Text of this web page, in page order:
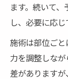
ます。続いて
し、必要に応じ
施術は部位ご
力を調整しな
差がありますが